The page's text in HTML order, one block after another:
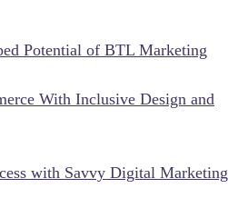
Potential of BTL Marketing
With Inclusive Design and
with Savvy Digital Marketing